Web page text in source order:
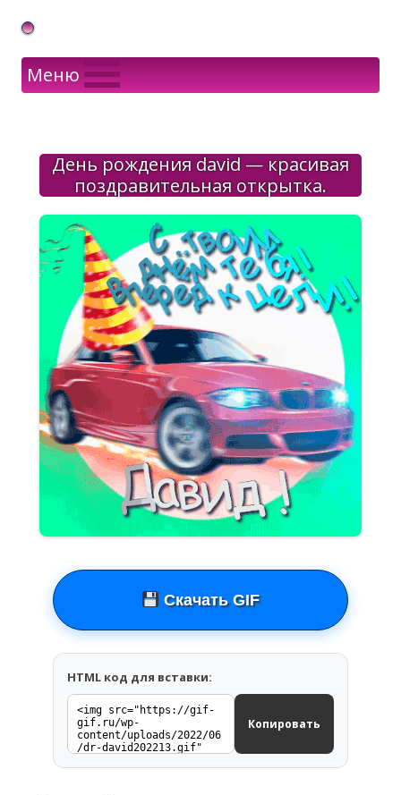
Gif Открытки в подарок
Меню
День рождения david — красивая
поздравительная открытка.
Скачать GIF
HTML код для вставки:
Копировать